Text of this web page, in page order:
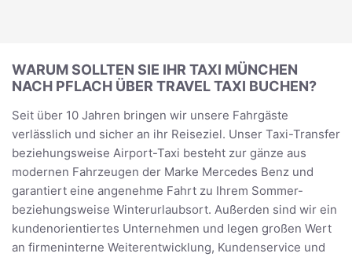
WARUM SOLLTEN SIE IHR TAXI MÜNCHEN
NACH PFLACH ÜBER TRAVEL TAXI BUCHEN?
Seit über 10 Jahren bringen wir unsere Fahrgäste
verlässlich und sicher an ihr Reiseziel. Unser Taxi-Transfer
beziehungsweise Airport-Taxi besteht zur gänze aus
modernen Fahrzeugen der Marke Mercedes Benz und
garantiert eine angenehme Fahrt zu Ihrem Sommer-
beziehungsweise Winterurlaubsort. Außerden sind wir ein
kundenorientiertes Unternehmen und legen großen Wert
an firmeninterne Weiterentwicklung, Kundenservice und